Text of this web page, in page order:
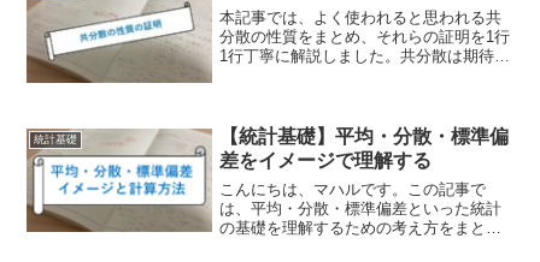
本記事では、よく使われると思われる共
分散の性質をまとめ、それらの証明を1行
1行丁寧に解説しました。共分散は期待値
ます。
統計基礎
【統計基礎】平均・分散・標準偏
差をイメージで理解する
こんにちは、マハルです。この記事で
は、平均・分散・標準偏差といった統計
の基礎を理解するための考え方をまとめ